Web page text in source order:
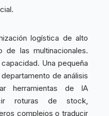
logística de alto
de las multinacionales.
Una pequeña
de análisis
herramientas de IA
roturas de stock,
complejos o traducir